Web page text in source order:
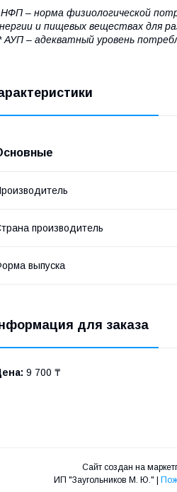
НФП – норма физиологической
и пищевых веществах для
АУП – адекватный уровень
производитель
выпуска
для заказа
9 700 ₸
Сайт создан на